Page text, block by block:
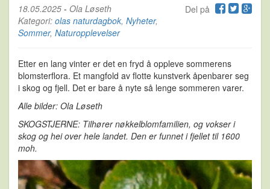
Del på
18.05.2025 - Ola Løseth
Kategori: olas naturdagbok, Nyheter,
Sommer, Naturopplevelser
Etter en lang vinter er det en fryd å oppleve sommerens
blomsterflora. Et mangfold av flotte kunstverk åpenbarer seg
i skog og fjell. Det er bare å nyte så lenge sommeren varer.
Alle bilder: Ola Løseth
SKOGSTJERNE: Tilhører nøkkelblomfamilien, og vokser i
skog og hei over hele landet. Den er funnet i fjellet til 1600
moh.